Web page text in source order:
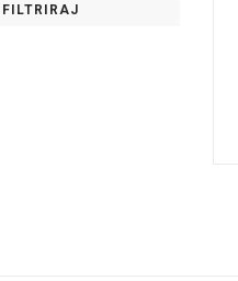
FILTRIRAJ